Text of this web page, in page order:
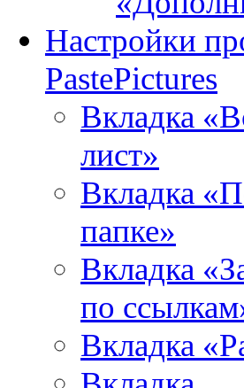
Настройки
PastePictures
Вкладка
лист»
Вкладка
папке»
Вкладка
по
Вкладка